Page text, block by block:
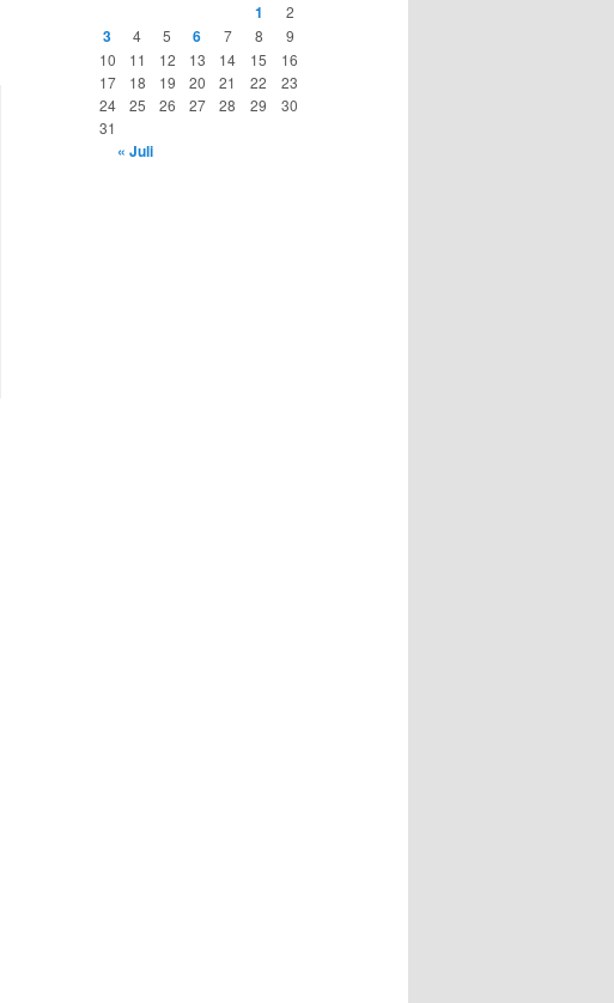
1
2
3 4 5 6 7 8
9
10
11 12 13 14 15
16
17
18 19 20 21 22
23
24
25 26 27 28 29
30
31
« Juli